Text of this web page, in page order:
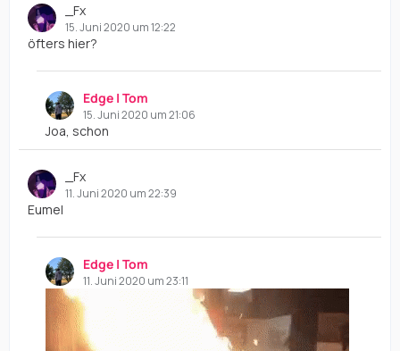
_Fx
15. Juni 2020 um 12:22
öfters hier?
Edge | Tom
15. Juni 2020 um 21:06
Joa, schon
_Fx
11. Juni 2020 um 22:39
Eumel
Edge | Tom
11. Juni 2020 um 23:11